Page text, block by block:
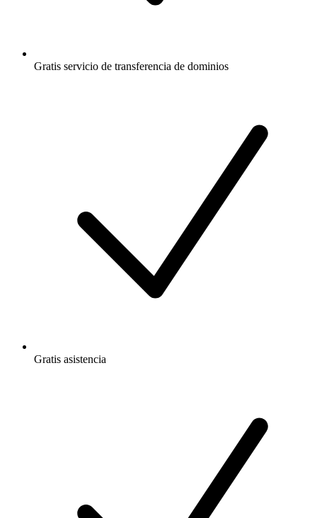
Gratis servicio de transferencia de dominios
Gratis asistencia